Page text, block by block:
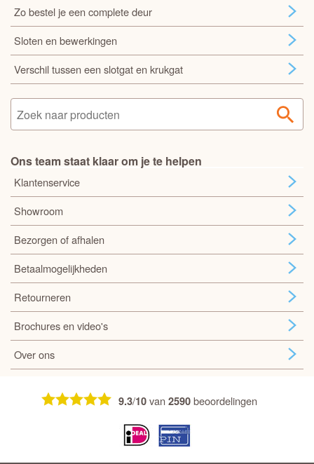
Zo bestel je een complete deur
Sloten en bewerkingen
Verschil tussen een slotgat en krukgat
Ons team staat klaar om je te helpen
Klantenservice
Showroom
Bezorgen of afhalen
Betaalmogelijkheden
Retourneren
Brochures en video's
Over ons
9.3/10van2590beoordelingen